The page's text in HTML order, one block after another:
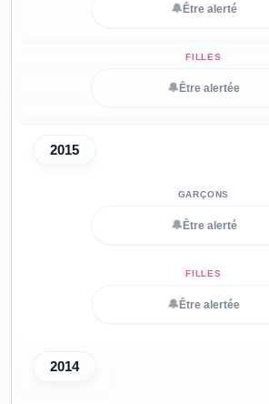
🔔 Être alerté
🔔 Être alertée
2015
🔔 Être alerté
🔔 Être alertée
2014